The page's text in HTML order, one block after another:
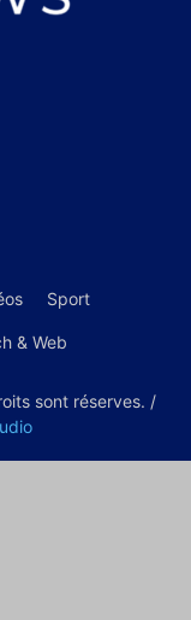
Sport
& Web
sont réserves. /